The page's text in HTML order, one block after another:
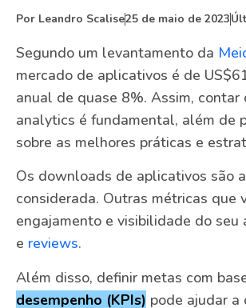
Por Leandro Scalise25 de maio de 2023
Segundo um levantamento da
mercado de aplicativos é de
anual de quase 8%. Assim, contar
analytics é fundamental, além de
sobre as melhores práticas e
Os downloads de aplicativos são
considerada. Outras métricas que
engajamento e visibilidade do
e reviews.
Além disso, definir metas com
desempenho (KPIs) pode ajudar a